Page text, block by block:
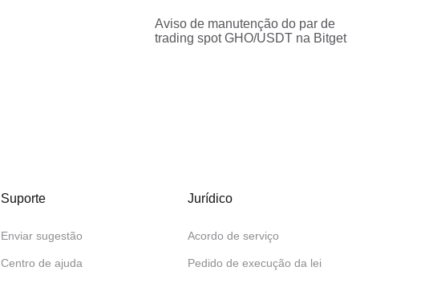
Aviso de manutenção do par de
trading spot GHO/USDT na Bitget
Suporte
Enviar sugestão
Centro de ajuda
Jurídico
Acordo de serviço
Pedido de execução da lei